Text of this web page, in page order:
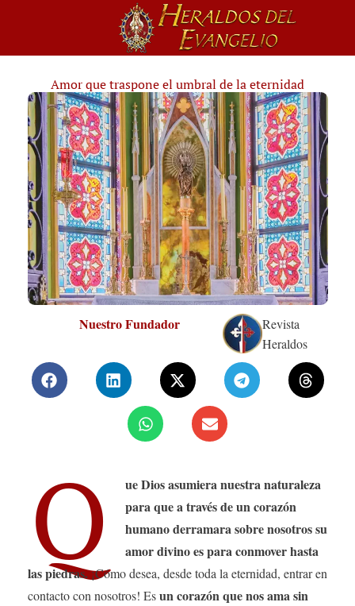
Amor que traspone el umbral de la eternidad
Nuestro Fundador
Revista
Heraldos
Q
ue Dios asumiera nuestra naturaleza
para que a través de un corazón
humano derramara sobre nosotros su
amor divino es para conmover hasta
las piedras.¡Cómo desea, desde toda la eternidad, entrar en
contacto con nosotros! Esun corazón que nos ama sin